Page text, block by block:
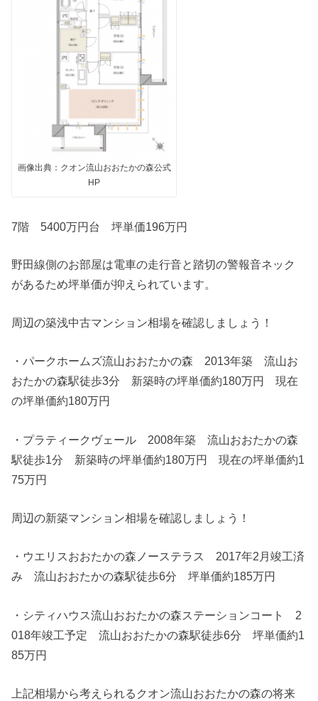
画像出典：クオン流山おおたかの森公式
HP
7階 5400万円台 坪単価196万円
野田線側のお部屋は電車の走行音と踏切の警報音ネック
があるため坪単価が抑えられています。
周辺の築浅中古マンション相場を確認しましょう！
・パークホームズ流山おおたかの森 2013年築 流山お
おたかの森駅徒歩3分 新築時の坪単価約180万円 現在
の坪単価約180万円
・プラティークヴェール 2008年築 流山おおたかの森
駅徒歩1分 新築時の坪単価約180万円 現在の坪単価約1
75万円
周辺の新築マンション相場を確認しましょう！
・ウエリスおおたかの森ノーステラス 2017年2月竣工済
み 流山おおたかの森駅徒歩6分 坪単価約185万円
・シティハウス流山おおたかの森ステーションコート 2
018年竣工予定 流山おおたかの森駅徒歩6分 坪単価約1
85万円
上記相場から考えられるクオン流山おおたかの森の将来